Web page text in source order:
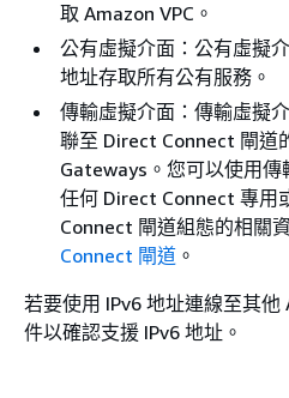
取 Amazon VPC。
公有虛擬介面：公有虛擬
地址存取所有公有服務。
傳輸虛擬介面：傳輸虛擬
聯至 Direct Connect 閘道
Gateways。您可以使用
任何 Direct Connect 專用
Connect 閘道組態的相關
Connect 閘道 。
若要使用 IPv6 地址連線至其他
件以確認支援 IPv6 地址。